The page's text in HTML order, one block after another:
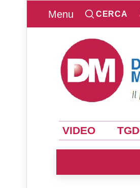
Menu CERCA
VIDEO